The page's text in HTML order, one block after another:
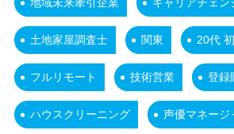
土地家屋調査士 関東 20代
フルリモート 技術営業 登録
ハウスクリーニング 声優マネージ